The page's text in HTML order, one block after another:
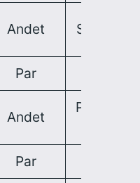
Andet Stor
Par
Andet
Par-
Par